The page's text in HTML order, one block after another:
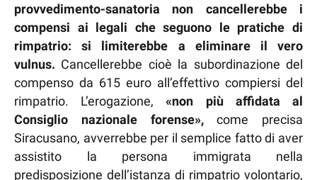
provvedimento-sanatoria non cancellerebbe i
compensi ai legali che seguono le pratiche di
rimpatrio: si limiterebbe a eliminare il vero
vulnus. Cancellerebbe cioè la subordinazione del
compenso da 615 euro all’effettivo compiersi del
rimpatrio. L’erogazione,«non più affidata al
Consiglio nazionale forense»,come precisa
Siracusano, avverrebbe per il semplice fatto di aver
assistito la persona immigrata nella
predisposizione dell’istanza di rimpatrio volontario,